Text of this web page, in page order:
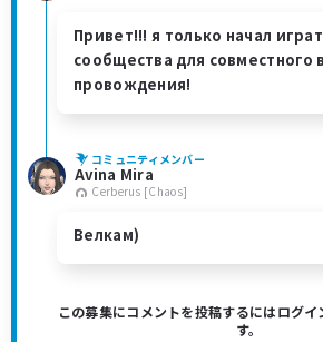
Привет!!! я только начал
сообщества для совместного
провождения!
コミュニティメンバー
Avina Mira
Cerberus [Chaos]
Велкам)
この募集にコメントを投稿するにはログイ
す。